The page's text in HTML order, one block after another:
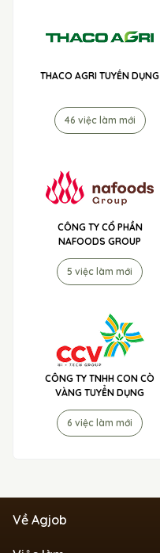
THACO AGRI TUYỂN DỤNG
46 việc làm mới
CÔNG TY CỔ PHẦN
NAFOODS GROUP
5 việc làm mới
CÔNG TY TNHH CON CÒ
VÀNG TUYỂN DỤNG
6 việc làm mới
Về Agjob